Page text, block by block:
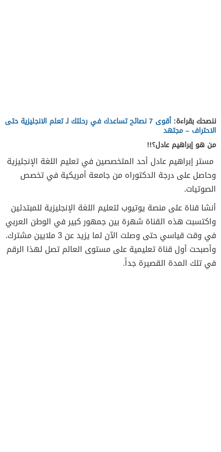
ننصحك بقراءة: أقوى 7 نصائح تساعدك في رحلتك لـ تعلم الانجليزية حتى
الاحتراف – مجتهد
من هو إبراهيم عادل؟!!
مستر إبراهيم عادل أحد المتخصصين في تعليم اللغة الإنجليزية
وحاصل على درجة الدكتوراه من جامعة أمريكية في تخصص
الصوتيات.
أنشا قناة على منصة يوتيوب لتعليم اللغة الإنجليزية للمبتدئين
واكتسبت هذه القناة شهرة بين جمهور كبير في الوطن العربي
في وقت قياسي حتى وصلت الآن لما يزيد عن 3 ملايين مشترك.
وأصبحت أول قناة تعليمية على مستوى العالم تصل لهذا الرقم
في تلك المدة القصيرة جداً.